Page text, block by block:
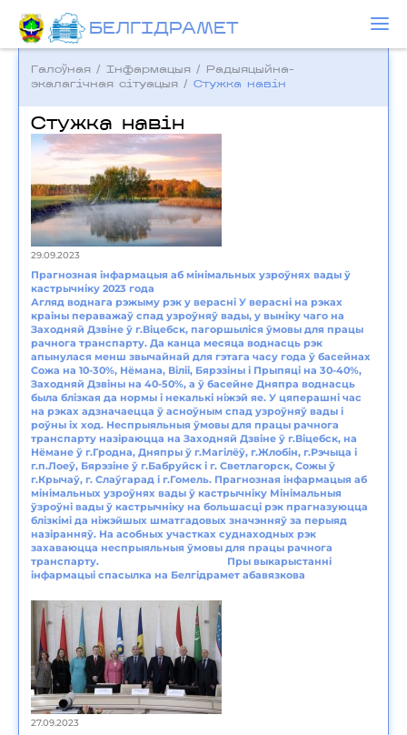
БЕЛГIДРAМЕТ
Галоўная / Інфармацыя /
Радыяцыйна-
экалагічная сітуацыя / Стужка навін
Стужка навін
29.09.2023
Прагнозная інфармацыя аб мінімальных узроўнях вады ў
кастрычніку 2023 года
Агляд воднага рэжыму рэк у верасні У верасні на рэках
краіны пераважаў спад узроўняў вады, у выніку чаго на
Заходняй Дзвіне ў г.Віцебск, пагоршыліся ўмовы для працы
рачнога транспарту. Да канца месяца воднасць рэк
апынулася менш звычайнай для гэтага часу года ў басейнах
Сожа на 10-30%, Нёмана, Віліі, Бярэзіны і Прыпяці на 30-40%,
Заходняй Дзвіны на 40-50%, а ў басейне Дняпра воднасць
была блізкая да нормы і некалькі ніжэй яе. У цяперашні час
на рэках адзначаецца ў асноўным спад узроўняў вады і
роўны іх ход. Неспрыяльныя ўмовы для працы рачнога
транспарту назіраюцца на Заходняй Дзвіне ў г.Віцебск, на
Нёмане ў г.Гродна, Дняпры ў г.Магілёў, г.Жлобін, г.Рэчыца і
г.п.Лоеў, Бярэзіне ў г.Бабруйск і г. Светлагорск, Сожы ў
г.Крычаў, г. Слаўгарад і г.Гомель. Прагнозная інфармацыя аб
мінімальных узроўнях вады ў кастрычніку Мінімальныя
ўзроўні вады ў кастрычніку на большасці рэк прагназуюцца
блізкімі да ніжэйшых шматгадовых значэнняў за перыяд
назіранняў. На асобных участках суднаходных рэк
захаваюцца неспрыяльныя ўмовы для працы рачнога
транспарту. Пры выкарыстанні
інфармацыі спасылка на Белгідрамет абавязкова
27.09.2023